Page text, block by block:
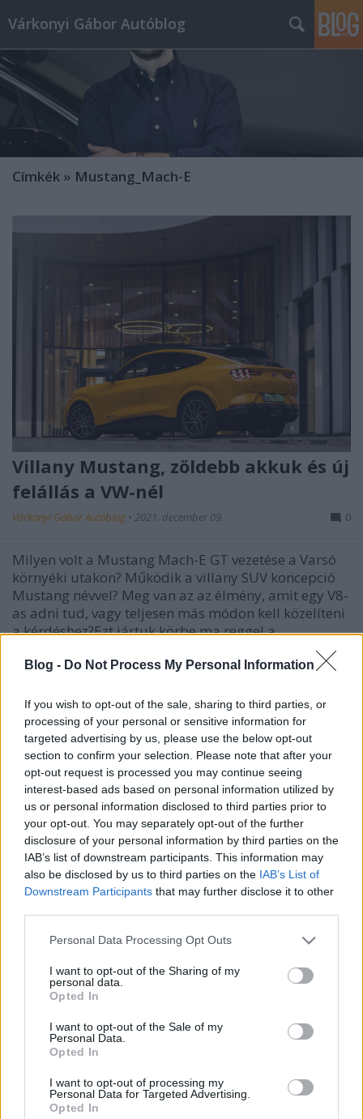
Blog - Do Not Process My Personal Information
If you wish to opt-out of the sale, sharing to third parties, or
processing of your personal or sensitive information for
targeted advertising by us, please use the below opt-out
section to confirm your selection. Please note that after your
opt-out request is processed you may continue seeing
interest-based ads based on personal information utilized by
us or personal information disclosed to third parties prior to
your opt-out. You may separately opt-out of the further
disclosure of your personal information by third parties on the
IAB’s list of downstream participants. This information may
also be disclosed by us to third parties on the IAB’s List of
Downstream Participants that may further disclose it to other
Please note that this website/app uses one or more Google
not limited to your visit or usage behaviour. You may click to
grant or deny consent to Google and its third-party tags to
use your data for below specified purposes in below Google
consent section.
Personal Data Processing Opt Outs
I want to opt-out of the Sharing of my
personal data.
Opted In
I want to opt-out of the Sale of my
Personal Data.
Opted In
I want to opt-out of processing my
Personal Data for Targeted Advertising.
Opted In
Várkonyi Gábor Autóblog
Címkék » Mustang_Mach-E
Villany Mustang, zöldebb akkuk és új
felállás a VW-nél
Várkonyi Gábor Autóblog • 2021. december 09. 0
Milyen volt a Mustang Mach-E GT vezetése a Varsó
környéki utakon? Működik a villany SUV koncepció
Mustang névvel? Meg van az az élmény, amit egy V8-
as adni tud, vagy teljesen más módon kell közelíteni
a kérdéshez?Ezt jártuk körbe ma reggel a
Millásreggeli Futómű rovatában, emellett pedig szó
volt…
A BMW iX3 kiemelkedően jól
szerepelt a vezetéstámogató
rendszerek tesztelése során
Várkonyi Gábor Autóblog• 2021. november 29.
vezetéstámogató rendszereket is az Euro NCAP. Az
idei mezőnyből a BMW iX3 emelkedett ki.